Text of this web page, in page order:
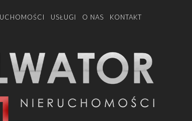
USŁUGI O NAS KONTAKT